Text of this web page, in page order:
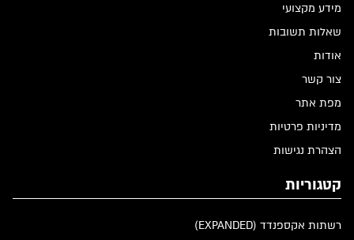
מידע מקצועי
שאלות תשובות
אודות
צור קשר
מפת אתר
מדיניות פרטיות
הצהרת נגישות
קטגוריות
רשתות אקספנדד (EXPANDED)